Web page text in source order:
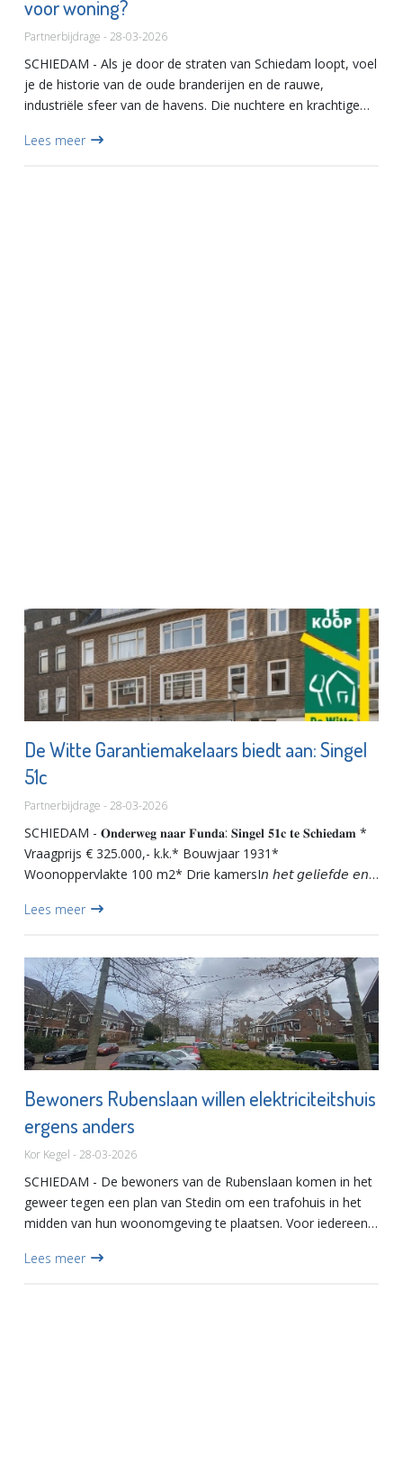
voor woning?
Partnerbijdrage - 28-03-2026
SCHIEDAM - Als je door de straten van Schiedam loopt, voel
je de historie van de oude branderijen en de rauwe,
industriële sfeer van de havens. Die nuchtere en krachtige
Lees meer
De Witte Garantiemakelaars biedt aan: Singel
51c
Partnerbijdrage - 28-03-2026
SCHIEDAM - 𝐎𝐧𝐝𝐞𝐫𝐰𝐞𝐠 𝐧𝐚𝐚𝐫 𝐅𝐮𝐧𝐝𝐚: 𝐒𝐢𝐧𝐠𝐞𝐥 𝟓𝟏𝐜 𝐭𝐞 𝐒𝐜𝐡𝐢𝐞𝐝𝐚𝐦 *
Vraagprijs € 325.000,- k.k.* Bouwjaar 1931*
Woonoppervlakte 100 m2* Drie kamersI𝘯 𝘩𝘦𝘵 𝘨𝘦𝘭𝘪𝘦𝘧𝘥𝘦 𝘦𝘯
𝘤𝘩𝘢𝘳𝘮𝘢𝘯𝘵𝘦 𝘦𝘯 𝘶𝘪𝘵𝘴𝘵𝘦𝘬𝘦𝘯𝘥 𝘰𝘯𝘥𝘦𝘳...
Lees meer
Bewoners Rubenslaan willen elektriciteitshuis
ergens anders
Kor Kegel - 28-03-2026
SCHIEDAM - De bewoners van de Rubenslaan komen in het
geweer tegen een plan van Stedin om een trafohuis in het
midden van hun woonomgeving te plaatsen. Voor iedereen
vinden z...
Lees meer